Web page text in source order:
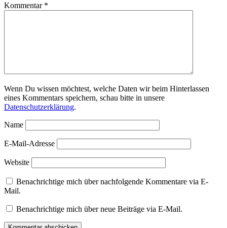
Kommentar *
Wenn Du wissen möchtest, welche Daten wir beim Hinterlassen
eines Kommentars speichern, schau bitte in unsere
Datenschutzerklärung.
Name
E-Mail-Adresse
Website
Benachrichtige mich über nachfolgende Kommentare via E-
Mail.
Benachrichtige mich über neue Beiträge via E-Mail.